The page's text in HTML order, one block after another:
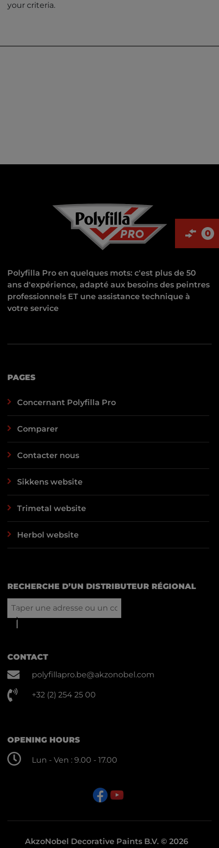
your criteria.
0
Polyfilla Pro en quelques mots: c'est plus de 50
ans d'expérience, adapté aux besoins des peintres
professionnels ET une assistance technique à
votre service
PAGES
Concernant Polyfilla Pro
Comparer
Contacter nous
Sikkens website
Trimetal website
Herbol website
RECHERCHE D’UN DISTRIBUTEUR RÉGIONAL
CONTACT
polyfillapro.be@akzonobel.com
+32 (2) 254 25 00
OPENING HOURS
Lun - Ven : 9.00 - 17.00
AkzoNobel Decorative Paints B.V. © 2026